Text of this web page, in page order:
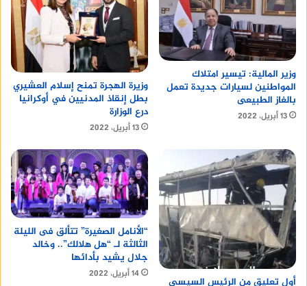
وزير المالية: تيسير امتلاك
المواطنين لسيارات جديدة تعمل
بالغاز الطبيعى
13 أبريل، 2022
وزيرة الهجرة تمنح إسلام العشيري
بطل إنقاذ المدنيين في أوكرانيا
درع الوزارة
13 أبريل، 2022
أول تعليق من الرئيس السيسي
“الأنامل الصغيرة” تتألق فى الليلة
الثالثة لـ “هل هلالك”.. وخالد
جلال يشيد بأدائها
14 أبريل، 2022